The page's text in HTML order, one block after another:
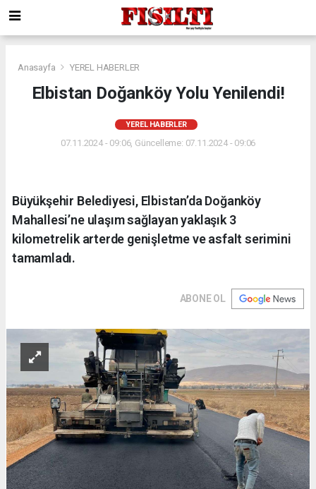
Anasayfa YEREL HABERLER
Elbistan Doğanköy Yolu Yenilendi!
YEREL HABERLER
07.11.2024 - 09:06, Güncelleme: 07.11.2024 - 09:06
Büyükşehir Belediyesi, Elbistan’da Doğanköy
Mahallesi’ne ulaşım sağlayan yaklaşık 3
kilometrelik arterde genişletme ve asfalt serimini
tamamladı.
ABONE OL